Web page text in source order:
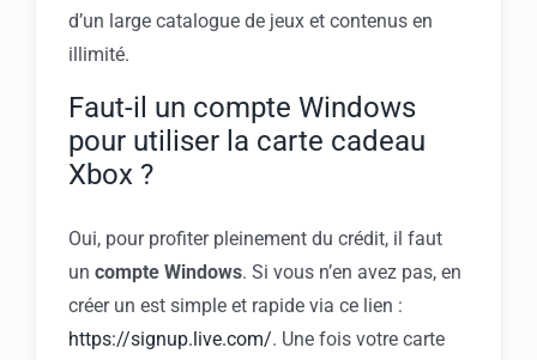
d’un large catalogue de jeux et contenus en
illimité.
Faut-il un compte Windows
pour utiliser la carte cadeau
Xbox ?
Oui, pour profiter pleinement du crédit, il faut
uncompte Windows. Si vous n’en avez pas, en
créer un est simple et rapide via ce lien :
https://signup.live.com/. Une fois votre carte